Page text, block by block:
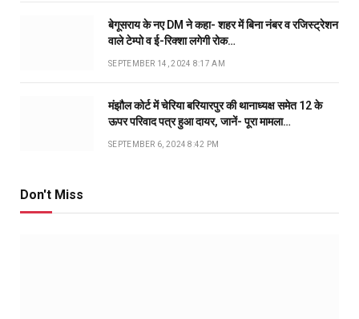
बेगूसराय के नए DM ने कहा- शहर में बिना नंबर व रजिस्ट्रेशन
वाले टेम्पो व ई-रिक्शा लगेगी रोक…
SEPTEMBER 14, 2024 8:17 AM
मंझौल कोर्ट में चेरिया बरियारपुर की थानाध्यक्ष समेत 12 के
ऊपर परिवाद पत्र हुआ दायर, जानें- पूरा मामला…
SEPTEMBER 6, 2024 8:42 PM
Don't Miss